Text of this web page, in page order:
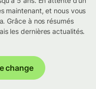
maintenant, et nous vous
Grâce à nos résumés
les dernières actualités.
change